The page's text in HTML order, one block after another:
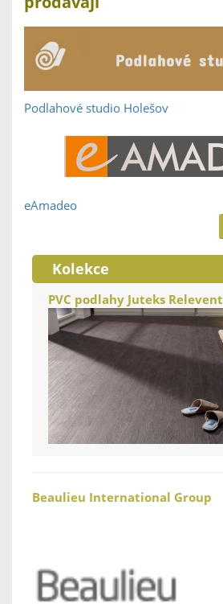
Podlahové studio Holešov
eAmadeo
Kolekce
PVC podlahy Juteks Relevent
Beaulieu International Group